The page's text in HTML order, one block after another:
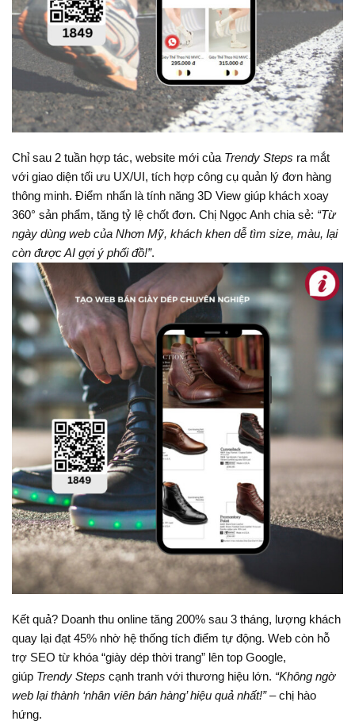
Chỉ sau 2 tuần hợp tác, website mới của Trendy Steps ra mắt
với giao diện tối ưu UX/UI, tích hợp công cụ quản lý đơn hàng
thông minh. Điểm nhấn là tính năng 3D View giúp khách xoay
360° sản phẩm, tăng tỷ lệ chốt đơn. Chị Ngọc Anh chia sẻ: “Từ
ngày dùng web của Nhơn Mỹ, khách khen dễ tìm size, màu, lại
còn được AI gợi ý phối đồ!”.
Kết quả? Doanh thu online tăng 200% sau 3 tháng, lượng khách
quay lại đạt 45% nhờ hệ thống tích điểm tự động. Web còn hỗ
trợ SEO từ khóa “giày dép thời trang” lên top Google,
giúp Trendy Steps cạnh tranh với thương hiệu lớn. “Không ngờ
web lại thành ‘nhân viên bán hàng’ hiệu quả nhất!”– chị hào
hứng.